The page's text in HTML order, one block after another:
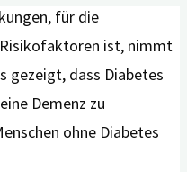
für die
ist, nimmt
gezeigt, dass Diabetes
Demenz zu
ohne Diabetes